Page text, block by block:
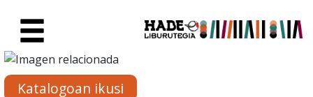
Eskuratu berriak Fitxa -
Katalogoan ikusi